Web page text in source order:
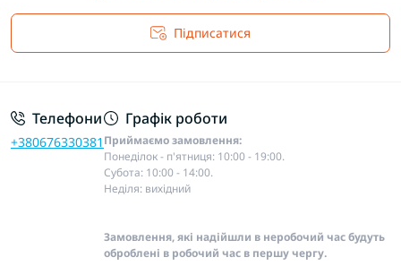
Підписатися
Телефони
+380676330381
Графік роботи
Приймаємо замовлення:
Понеділок - п'ятниця: 10:00 - 19:00.
Субота: 10:00 - 14:00.
Неділя: вихідний
Замовлення, які надійшли в неробочий час будуть
оброблені в робочий час в першу чергу.